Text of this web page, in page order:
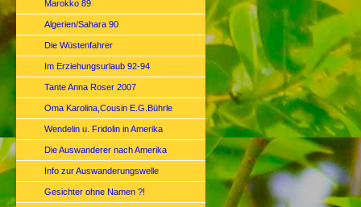
Marokko 89
Algerien/Sahara 90
Die Wüstenfahrer
Im Erziehungsurlaub 92-94
Tante Anna Roser 2007
Oma Karolina,Cousin E.G.Bührle
Wendelin u. Fridolin in Amerika
Die Auswanderer nach Amerika
Info zur Auswanderungswelle
Gesichter ohne Namen ?!